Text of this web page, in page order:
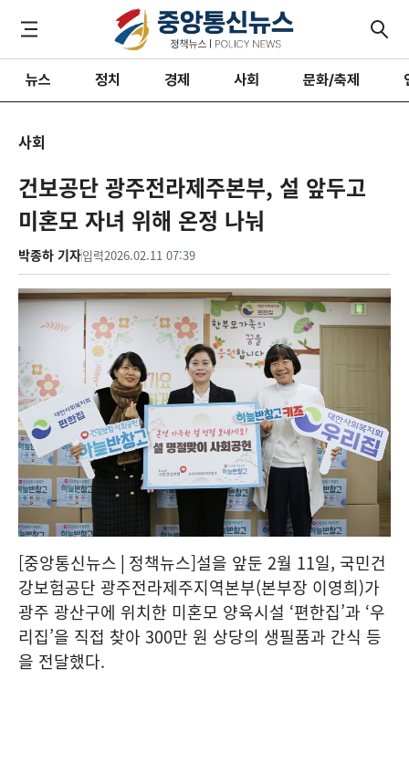
뉴스 정치 경제 사회 문화/축제
사회
건보공단 광주전라제주본부, 설 앞두고
미혼모 자녀 위해 온정 나눠
박종하 기자입력2026.02.11 07:39
[중앙통신뉴스│정책뉴스]설을 앞둔 2월 11일, 국민건
강보험공단 광주전라제주지역본부(본부장 이영희)가
광주 광산구에 위치한 미혼모 양육시설 ‘편한집’과 ‘우
리집’을 직접 찾아 300만 원 상당의 생필품과 간식 등
을 전달했다.